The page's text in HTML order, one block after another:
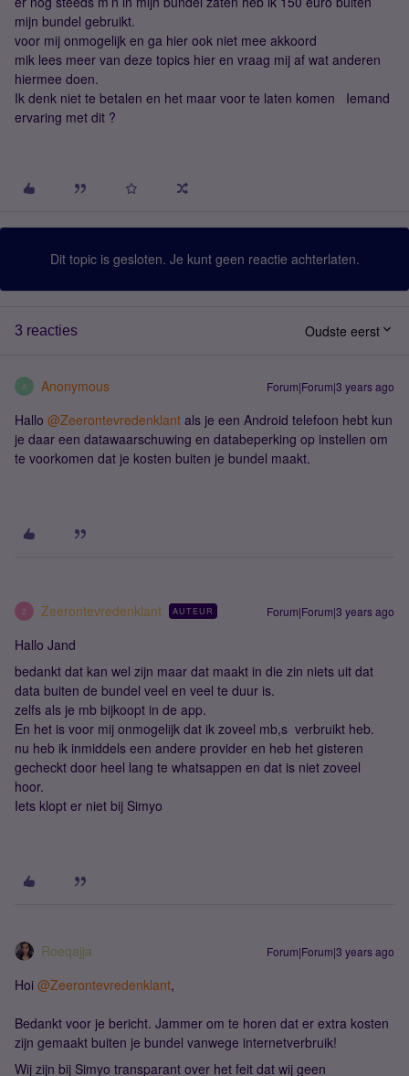
mijn bundel gebruikt.
voor mij onmogelijk en ga hier ook niet mee akkoord
mik lees meer van deze topics hier en vraag mij af wat anderen
hiermee doen.
Ik denk niet te betalen en het maar voor te laten komen Iemand
ervaring met dit ?
Dit topic is gesloten. Je kunt geen reactie achterlaten.
3 reacties Oudste eerst
A Anonymous Forum|Forum|3 years ago
Hallo @Zeerontevredenklant als je een Android telefoon hebt kun
je daar een datawaarschuwing en databeperking op instellen om
te voorkomen dat je kosten buiten je bundel maakt.
Z Zeerontevredenklant AUTEUR Forum|Forum|3 years ago
Hallo Jand
bedankt dat kan wel zijn maar dat maakt in die zin niets uit dat
data buiten de bundel veel en veel te duur is.
zelfs als je mb bijkoopt in de app.
En het is voor mij onmogelijk dat ik zoveel mb,s verbruikt heb.
nu heb ik inmiddels een andere provider en heb het gisteren
gecheckt door heel lang te whatsappen en dat is niet zoveel
hoor.
Iets klopt er niet bij Simyo
Roeqajja Forum|Forum|3 years ago
Hoi @Zeerontevredenklant,
Bedankt voor je bericht. Jammer om te horen dat er extra kosten
zijn gemaakt buiten je bundel vanwege internetverbruik!
Wij zijn bij Simyo transparant over het feit dat wij geen